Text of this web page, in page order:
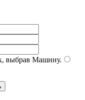
выбрав Машину.